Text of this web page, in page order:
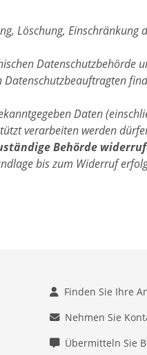
Löschung,
Datenschutzbehörde
Daten
verarbeiten werden
Behörde
bis zum Widerruf
Finden Sie Ihre
Nehmen Sie
Übermitteln Sie